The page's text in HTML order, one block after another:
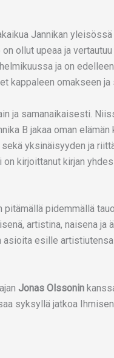
Jannikan yleisössä
ollut upeaa ja
ja on
kappaleen omakseen
ja samanaikaisesti.
B jakaa oman elämän
yksinäisyyden ja
kirjoittanut kirjan
pitämällä pidemmällä
artistina, naisena ja
esille
Jonas Olssonin
syksyllä jatkoa